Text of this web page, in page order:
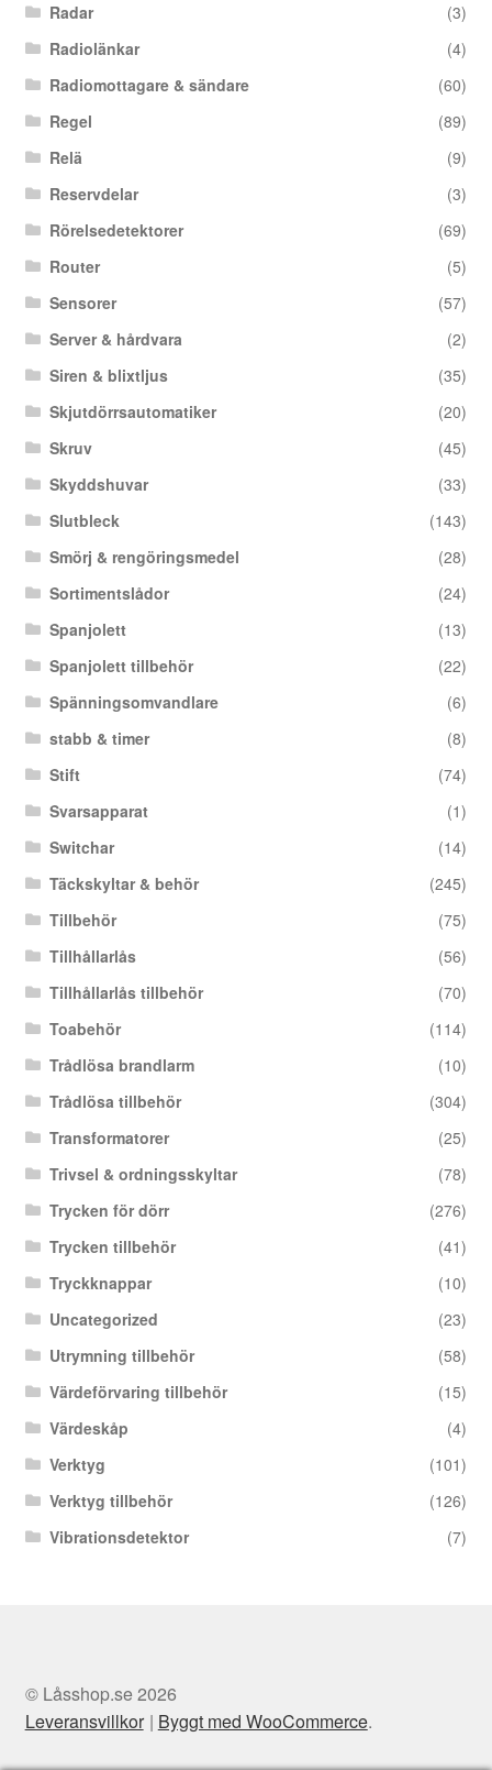
Radar
(3)
Radiolänkar
(4)
Radiomottagare & sändare
(60)
Regel
(89)
Relä
(9)
Reservdelar
(3)
Rörelsedetektorer
(69)
Router
(5)
Sensorer
(57)
Server & hårdvara
(2)
Siren & blixtljus
(35)
Skjutdörrsautomatiker
(20)
Skruv
(45)
Skyddshuvar
(33)
Slutbleck
(143)
Smörj & rengöringsmedel
(28)
Sortimentslådor
(24)
Spanjolett
(13)
Spanjolett tillbehör
(22)
Spänningsomvandlare
(6)
stabb & timer
(8)
Stift
(74)
Svarsapparat
(1)
Switchar
(14)
Täckskyltar & behör
(245)
Tillbehör
(75)
Tillhållarlås
(56)
Tillhållarlås tillbehör
(70)
Toabehör
(114)
Trådlösa brandlarm
(10)
Trådlösa tillbehör
(304)
Transformatorer
(25)
Trivsel & ordningsskyltar
(78)
Trycken för dörr
(276)
Trycken tillbehör
(41)
Tryckknappar
(10)
Uncategorized
(23)
Utrymning tillbehör
(58)
Värdeförvaring tillbehör
(15)
Värdeskåp
(4)
Verktyg
(101)
Verktyg tillbehör
(126)
Vibrationsdetektor
(7)
© Låsshop.se 2026
Leveransvillkor
Byggt med WooCommerce.